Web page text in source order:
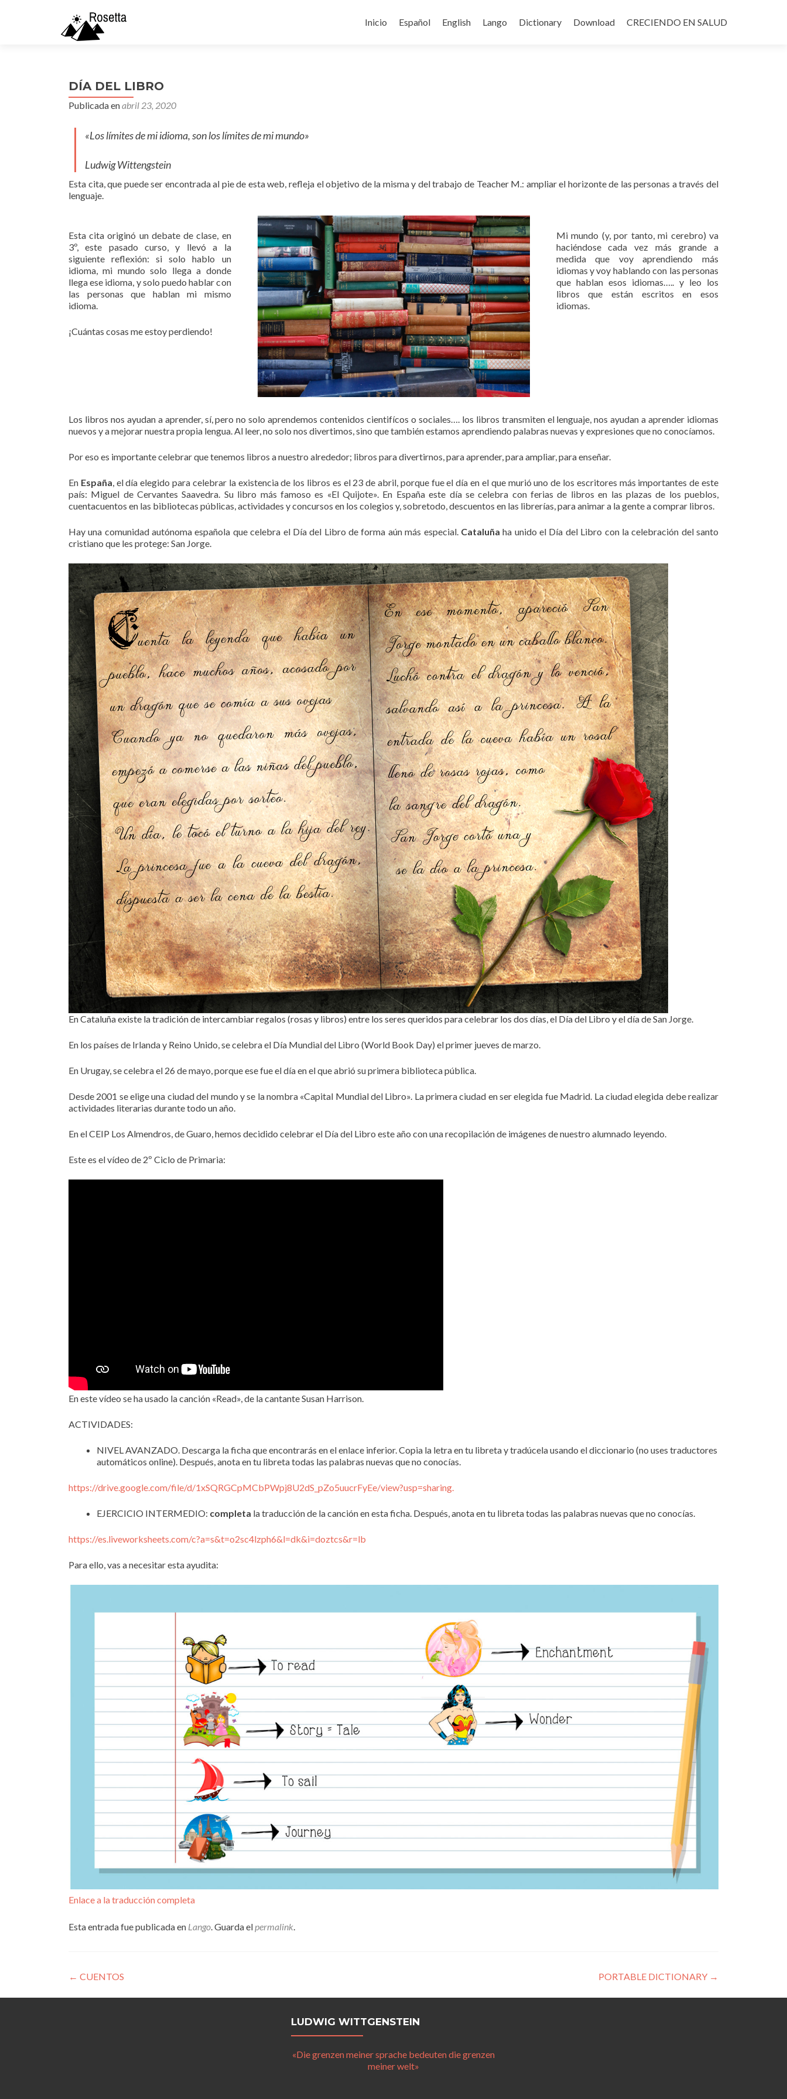
al
Inicio Español English Lango Dictionary Download CRECIENDO EN SALUD
DÍA DEL LIBRO
Publicada enabril 23, 2020
«Los límites de mi idioma, son los límites de mi mundo»
Ludwig Wittengstein
Esta cita, que puede ser encontrada al pie de esta web, refleja el objetivo de la misma y del trabajo de Teacher M.: ampliar el horizonte de las personas a través del
lenguaje.
Esta cita originó un debate de clase, en
3º, este pasado curso, y llevó a la
siguiente reflexión: si solo hablo un
idioma, mi mundo solo llega a donde
llega ese idioma, y solo puedo hablar con
las personas que hablan mi mismo
idioma.
¡Cuántas cosas me estoy perdiendo!
Mi mundo (y, por tanto, mi cerebro) va
haciéndose cada vez más grande a
medida que voy aprendiendo más
idiomas y voy hablando con las personas
que hablan esos idiomas….. y leo los
libros que están escritos en esos
idiomas.
Los libros nos ayudan a aprender, sí, pero no solo aprendemos contenidos cientifícos o sociales…. los libros transmiten el lenguaje, nos ayudan a aprender idiomas
nuevos y a mejorar nuestra propia lengua. Al leer, no solo nos divertimos, sino que también estamos aprendiendo palabras nuevas y expresiones que no conocíamos.
Por eso es importante celebrar que tenemos libros a nuestro alrededor; libros para divertirnos, para aprender, para ampliar, para enseñar.
En España, el día elegido para celebrar la existencia de los libros es el 23 de abril, porque fue el día en el que murió uno de los escritores más importantes de este
país: Miguel de Cervantes Saavedra. Su libro más famoso es «El Quijote». En España este día se celebra con ferias de libros en las plazas de los pueblos,
cuentacuentos en las bibliotecas públicas, actividades y concursos en los colegios y, sobretodo, descuentos en las librerías, para animar a la gente a comprar libros.
Hay una comunidad autónoma española que celebra el Día del Libro de forma aún más especial. Cataluñaha unido el Día del Libro con la celebración del santo
cristiano que les protege: San Jorge.
En Cataluña existe la tradición de intercambiar regalos (rosas y libros) entre los seres queridos para celebrar los dos días, el Día del Libro y el día de San Jorge.
En los países de Irlanda y Reino Unido, se celebra el Día Mundial del Libro (World Book Day) el primer jueves de marzo.
En Urugay, se celebra el 26 de mayo, porque ese fue el día en el que abrió su primera biblioteca pública.
Desde 2001 se elige una ciudad del mundo y se la nombra «Capital Mundial del Libro». La primera ciudad en ser elegida fue Madrid. La ciudad elegida debe realizar
actividades literarias durante todo un año.
En el CEIP Los Almendros, de Guaro, hemos decidido celebrar el Día del Libro este año con una recopilación de imágenes de nuestro alumnado leyendo.
Este es el vídeo de 2º Ciclo de Primaria:
En este vídeo se ha usado la canción «Read», de la cantante Susan Harrison.
ACTIVIDADES:
NIVEL AVANZADO. Descarga la ficha que encontrarás en el enlace inferior. Copia la letra en tu libreta y tradúcela usando el diccionario (no uses traductores
automáticos online). Después, anota en tu libreta todas las palabras nuevas que no conocías.
https://drive.google.com/file/d/1xSQRGCpMCbPWpj8U2dS_pZo5uucrFyEe/view?usp=sharing.
EJERCICIO INTERMEDIO: completa la traducción de la canción en esta ficha. Después, anota en tu libreta todas las palabras nuevas que no conocías.
https://es.liveworksheets.com/c?a=s&t=o2sc4lzph6&l=dk&i=doztcs&r=lb
Para ello, vas a necesitar esta ayudita:
Enlace a la traducción completa
Esta entrada fue publicada en Lango. Guarda elpermalink.
Navegación
de
← CUENTOS PORTABLE DICTIONARY →
LUDWIG WITTGENSTEIN
«Die grenzen meiner sprache bedeuten die grenzen
meiner welt»